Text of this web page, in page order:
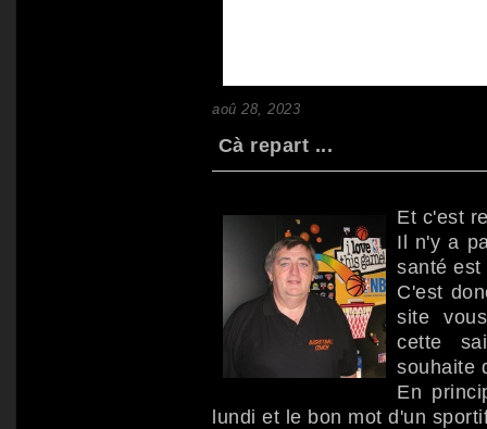
aoû 28, 2023
Cà repart ...
Et c'est
Il n'y a
santé est
C'est
site
cette
souhaite
En
lundi et le bon mot d'un